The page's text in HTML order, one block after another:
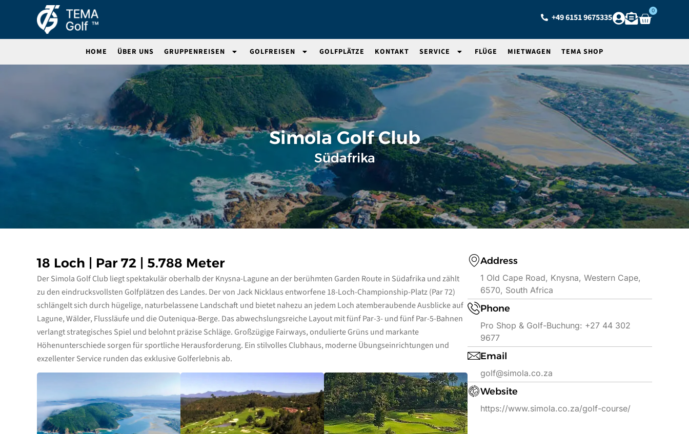
+49 6151 9675335
0
HOME ÜBER UNS GRUPPENREISEN GOLFREISEN GOLFPLÄTZE KONTAKT SERVICE FLÜGE MIETWAGEN TEMA SHOP
Simola Golf Club
Südafrika
18 Loch | Par 72 | 5.788 Meter
Der Simola Golf Club liegt spektakulär oberhalb der Knysna-Lagune an der berühmten Garden Route in Südafrika und zählt
zu den eindrucksvollsten Golfplätzen des Landes. Der von Jack Nicklaus entworfene 18-Loch-Championship-Platz (Par 72)
schlängelt sich durch hügelige, naturbelassene Landschaft und bietet nahezu an jedem Loch atemberaubende Ausblicke auf
Lagune, Wälder, Flussläufe und die Outeniqua-Berge. Das abwechslungsreiche Layout mit fünf Par-3- und fünf Par-5-Bahnen
verlangt strategisches Spiel und belohnt präzise Schläge. Großzügige Fairways, ondulierte Grüns und markante
Höhenunterschiede sorgen für sportliche Herausforderung. Ein stilvolles Clubhaus, moderne Übungseinrichtungen und
exzellenter Service runden das exklusive Golferlebnis ab.
Address
1 Old Cape Road, Knysna, Western Cape,
6570, South Africa
Phone
Pro Shop & Golf-Buchung: +27 44 302
9677
Email
golf@simola.co.za
Website
https://www.simola.co.za/golf-course/